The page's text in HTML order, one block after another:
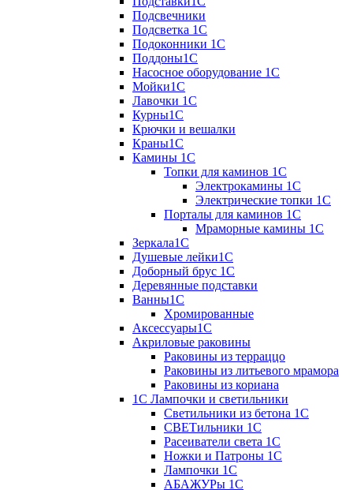
Подсвечники
Подсветка 1С
Подоконники 1С
Поддоны1С
Насосное оборудование 1С
Мойки1С
Лавочки 1С
Курны1С
Крючки и вешалки
Краны1С
Камины 1C
Топки для каминов 1C
Электрокамины 1С
Электрические топки 1C
Порталы для каминов 1С
Мраморные камины 1C
Зеркала1С
Душевые лейки1С
Доборный брус 1С
Деревянные подставки
Ванны1С
Хромированные
Аксессуары1С
Акриловые раковины
Раковины из терраццо
Раковины из литьевого мрамора
Раковины из кориана
1С Лампочки и светильники
Светильники из бетона 1С
СВЕТильники 1С
Расеиватели света 1С
Ножки и Патроны 1С
Лампочки 1С
АБАЖУРы 1С